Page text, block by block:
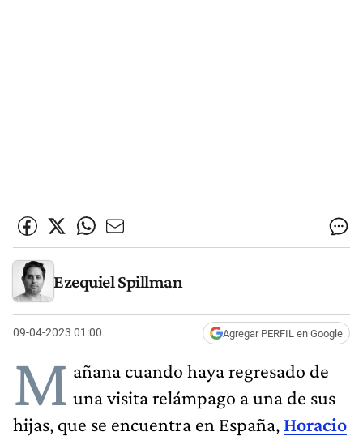
Ezequiel Spillman
09-04-2023 01:00 Agregar PERFIL en Google
M añana cuando haya regresado de
una visita relámpago a una de sus
hijas, que se encuentra en España, Horacio